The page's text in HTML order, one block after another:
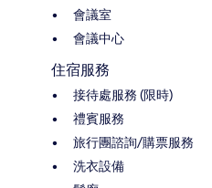
會議室
會議中心
住宿服務
接待處服務 (限時)
禮賓服務
旅行團諮詢/購票服務
洗衣設備